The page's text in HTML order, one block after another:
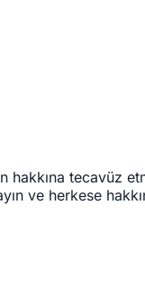
tecavüz
ve herkese